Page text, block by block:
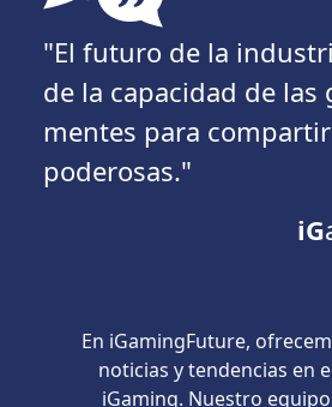
"El futuro de la
de la capacidad de las
mentes para
poderosas."
iG
En iGamingFuture,
noticias y tendencias en
iGaming. Nuestro